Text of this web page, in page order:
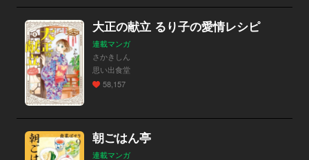
大正の献立 るり子の愛情レシピ
連載マンガ
さかきしん
思い出食堂
58,157
朝ごはん亭
連載マンガ